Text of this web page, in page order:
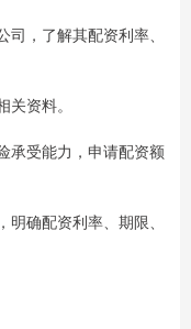
，了解其配资利率、
资料。
承受能力，申请配资额
确配资利率、期限、